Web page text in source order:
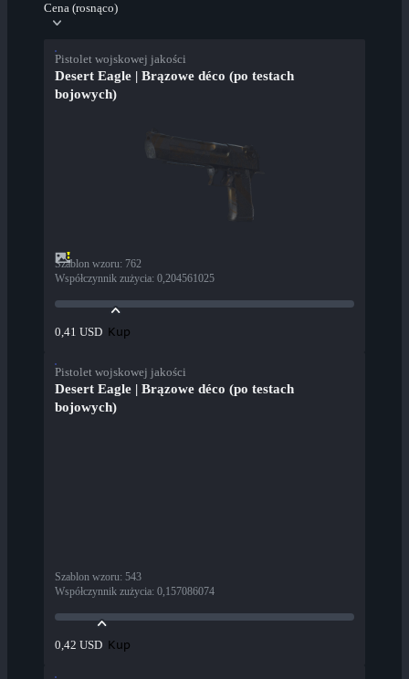
Cena (rosnąco)
Pistolet wojskowej jakości
Desert Eagle | Brązowe déco (po testach
bojowych)
Szablon wzoru: 762
Współczynnik zużycia: 0,204561025
0,41 USD Kup
Pistolet wojskowej jakości
Desert Eagle | Brązowe déco (po testach
bojowych)
Szablon wzoru: 543
Współczynnik zużycia: 0,157086074
0,42 USD Kup